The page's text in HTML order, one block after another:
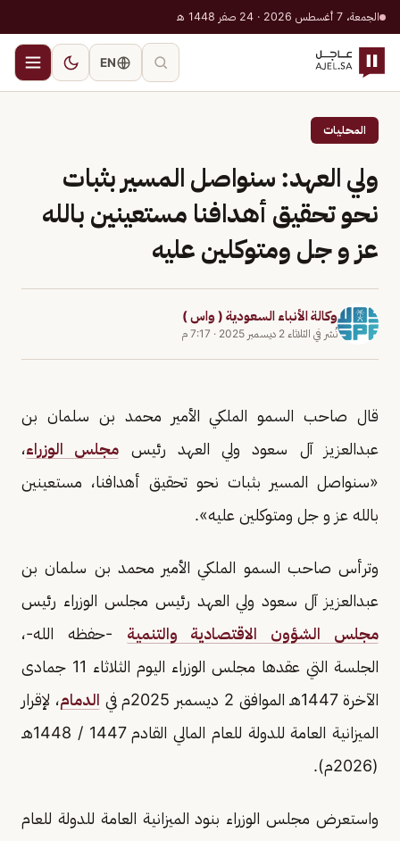
الجمعة، 7 أغسطس 2026 · 24 صفر 1448 هـ
EN
المحليات
ولي العهد: سنواصل المسير بثبات
نحو تحقيق أهدافنا مستعينين بالله
عز و جل ومتوكلين عليه
وكالة الأنباء السعودية ( واس )
نُشر في الثلاثاء 2 ديسمبر 2025 · 7:17 م
قال صاحب السمو الملكي الأمير محمد بن سلمان بن
عبدالعزيز آل سعود ولي العهد رئيس مجلس الوزراء،
«سنواصل المسير بثبات نحو تحقيق أهدافنا، مستعينين
بالله عز و جل ومتوكلين عليه».
وترأس صاحب السمو الملكي الأمير محمد بن سلمان بن
عبدالعزيز آل سعود ولي العهد رئيس مجلس الوزراء رئيس
مجلس الشؤون الاقتصادية والتنمية -حفظه الله-،
الجلسة التي عقدها مجلس الوزراء اليوم الثلاثاء 11 جمادى
الآخرة 1447هـ الموافق 2 ديسمبر 2025م في
الدمام، لإقرار
الميزانية العامة للدولة للعام المالي القادم 1447 / 1448هـ
(2026م).
واستعرض مجلس الوزراء بنود الميزانية العامة للدولة للعام